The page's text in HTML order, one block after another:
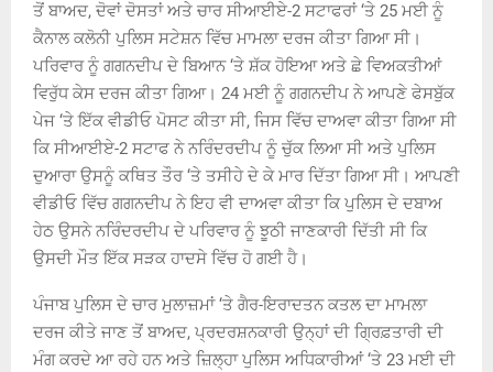
ਤੋਂ ਬਾਅਦ, ਦੋਵਾਂ ਦੋਸਤਾਂ ਅਤੇ ਚਾਰ ਸੀਆਈਏ-2 ਸਟਾਫਰਾਂ ‘ਤੇ 25 ਮਈ ਨੂੰ
ਕੈਨਾਲ ਕਲੋਨੀ ਪੁਲਿਸ ਸਟੇਸ਼ਨ ਵਿੱਚ ਮਾਮਲਾ ਦਰਜ ਕੀਤਾ ਗਿਆ ਸੀ।
ਪਰਿਵਾਰ ਨੂੰ ਗਗਨਦੀਪ ਦੇ ਬਿਆਨ ‘ਤੇ ਸ਼ੱਕ ਹੋਇਆ ਅਤੇ ਛੇ ਵਿਅਕਤੀਆਂ
ਵਿਰੁੱਧ ਕੇਸ ਦਰਜ ਕੀਤਾ ਗਿਆ। 24 ਮਈ ਨੂੰ ਗਗਨਦੀਪ ਨੇ ਆਪਣੇ ਫੇਸਬੁੱਕ
ਪੇਜ ‘ਤੇ ਇੱਕ ਵੀਡੀਓ ਪੋਸਟ ਕੀਤਾ ਸੀ, ਜਿਸ ਵਿੱਚ ਦਾਅਵਾ ਕੀਤਾ ਗਿਆ ਸੀ
ਕਿ ਸੀਆਈਏ-2 ਸਟਾਫ ਨੇ ਨਰਿੰਦਰਦੀਪ ਨੂੰ ਚੁੱਕ ਲਿਆ ਸੀ ਅਤੇ ਪੁਲਿਸ
ਦੁਆਰਾ ਉਸਨੂੰ ਕਥਿਤ ਤੌਰ ‘ਤੇ ਤਸੀਹੇ ਦੇ ਕੇ ਮਾਰ ਦਿੱਤਾ ਗਿਆ ਸੀ। ਆਪਣੀ
ਵੀਡੀਓ ਵਿੱਚ ਗਗਨਦੀਪ ਨੇ ਇਹ ਵੀ ਦਾਅਵਾ ਕੀਤਾ ਕਿ ਪੁਲਿਸ ਦੇ ਦਬਾਅ
ਹੇਠ ਉਸਨੇ ਨਰਿੰਦਰਦੀਪ ਦੇ ਪਰਿਵਾਰ ਨੂੰ ਝੂਠੀ ਜਾਣਕਾਰੀ ਦਿੱਤੀ ਸੀ ਕਿ
ਉਸਦੀ ਮੌਤ ਇੱਕ ਸੜਕ ਹਾਦਸੇ ਵਿੱਚ ਹੋ ਗਈ ਹੈ।
ਪੰਜਾਬ ਪੁਲਿਸ ਦੇ ਚਾਰ ਮੁਲਾਜ਼ਮਾਂ ‘ਤੇ ਗੈਰ-ਇਰਾਦਤਨ ਕਤਲ ਦਾ ਮਾਮਲਾ
ਦਰਜ ਕੀਤੇ ਜਾਣ ਤੋਂ ਬਾਅਦ, ਪ੍ਰਦਰਸ਼ਨਕਾਰੀ ਉਨ੍ਹਾਂ ਦੀ ਗ੍ਰਿਫ਼ਤਾਰੀ ਦੀ
ਮੰਗ ਕਰਦੇ ਆ ਰਹੇ ਹਨ ਅਤੇ ਜ਼ਿਲ੍ਹਾ ਪੁਲਿਸ ਅਧਿਕਾਰੀਆਂ ‘ਤੇ 23 ਮਈ ਦੀ